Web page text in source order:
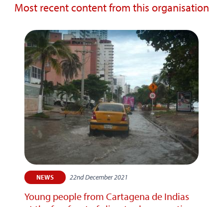
Most recent content from this organisation
NEWS 22nd December 2021
Young people from Cartagena de Indias